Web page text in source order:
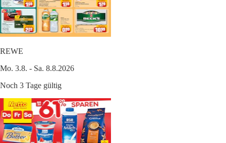
REWE
Mo. 3.8. - Sa. 8.8.2026
Noch 3 Tage gültig